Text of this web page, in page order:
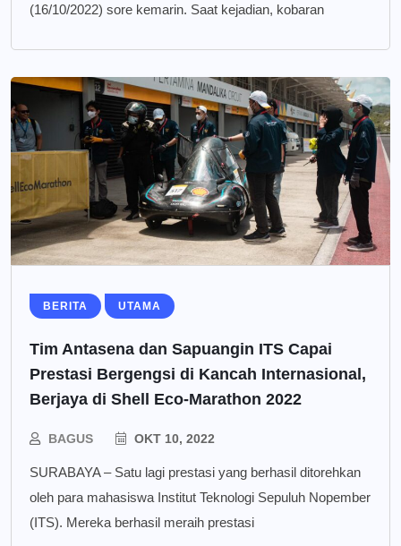
(16/10/2022) sore kemarin. Saat kejadian, kobaran
BERITA UTAMA
Tim Antasena dan Sapuangin ITS Capai
Prestasi Bergengsi di Kancah Internasional,
Berjaya di Shell Eco-Marathon 2022
BAGUS OKT 10, 2022
SURABAYA – Satu lagi prestasi yang berhasil ditorehkan
oleh para mahasiswa Institut Teknologi Sepuluh Nopember
(ITS). Mereka berhasil meraih prestasi